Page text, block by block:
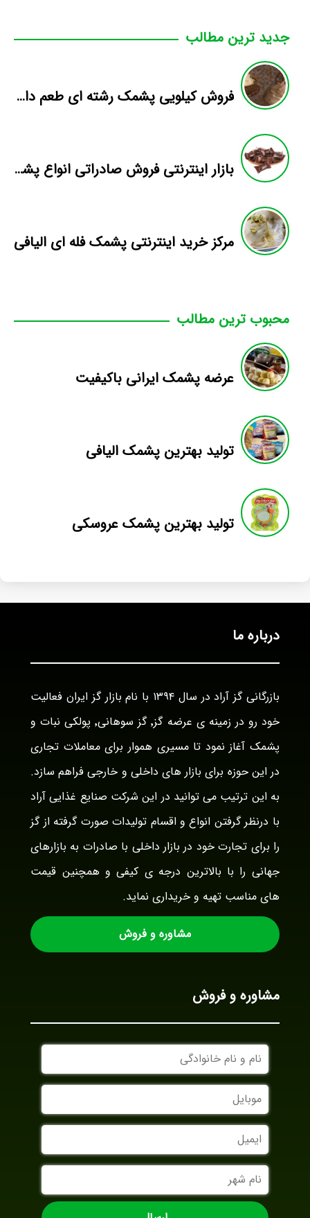
جدید ترین مطالب
فروش کیلویی پشمک رشته ای طعم دار میوه
بازار اینترنتی فروش صادراتی انواع پشمک الیافی/شکلاتی
مرکز خرید اینترنتی پشمک فله ای الیافی
محبوب ترین مطالب
عرضه پشمک ایرانی باکیفیت
تولید بهترین پشمک الیافی
تولید بهترین پشمک عروسکی
درباره ما
بازرگانی گز آراد در سال ۱۳۹۴ با نام بازار گز ایران فعالیت
خود رو در زمینه ی عرضه گز٬ گز سوهانی٬ پولکی نبات و
پشمک آغاز نمود تا مسیری هموار برای معاملات تجاری
در این حوزه برای بازار های داخلی و خارجی فراهم سازد.
به این ترتیب می توانید در این شرکت صنایع غذایی آراد
با درنظر گرفتن انواع و اقسام تولیدات صورت گرفته از گز
را برای تجارت خود در بازار داخلی با صادرات به بازارهای
جهانی را با بالاترین درجه ی کیفی و همچنین قیمت
های مناسب تهیه و خریداری نماید.
مشاوره و فروش
مشاوره و فروش
نام
و
نام
خانوادگی
موبایل
ایمیل
نام
شهر